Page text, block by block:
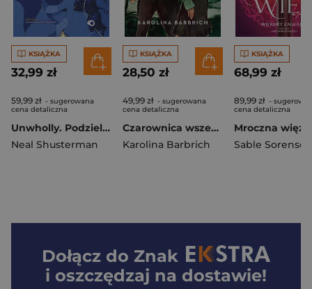
KSIĄŻKA
32,99 zł
59,99 zł - sugerowana
cena detaliczna
Unwholly. Podzieleni. Tom 2
Neal Shusterman
KSIĄŻKA
28,50 zł
49,99 zł - sugerowana
cena detaliczna
Czarownica wszechwieku. Prosty sposób na bezpamięć. Tom 2
Karolina Barbrich
KSIĄŻKA
68,99 zł
89,99 zł -
cena detaliczna
Sable Sorensen
Dołącz do Znak
i oszczędzaj na dostawie!